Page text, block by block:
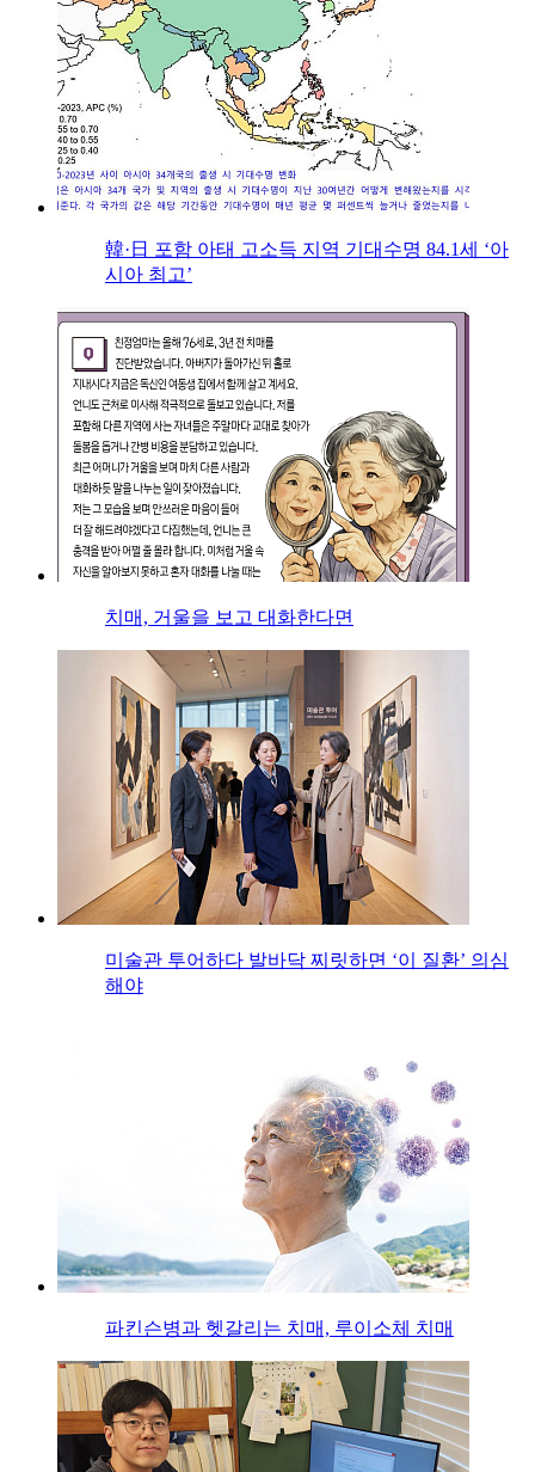
韓·日 포함 아태 고소득 지역 기대수명 84.1세 ‘아
시아 최고’
치매, 거울을 보고 대화한다면
미술관 투어하다 발바닥 찌릿하면 ‘이 질환’ 의심
해야
파킨슨병과 헷갈리는 치매, 루이소체 치매